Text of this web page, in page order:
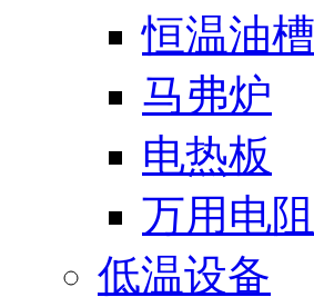
恒温油槽
马弗炉
电热板
万用电
低温设备